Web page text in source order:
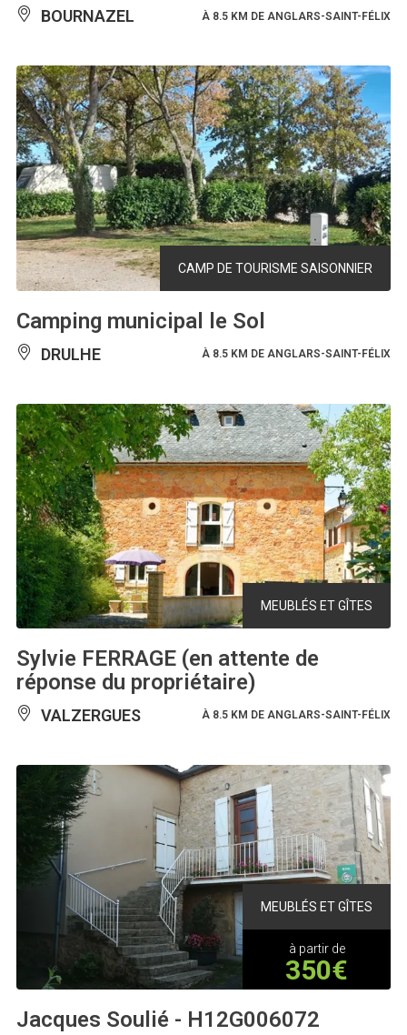
BOURNAZEL À 8.5 KM DE ANGLARS-SAINT-FÉLIX
CAMP DE TOURISME SAISONNIER
Camping municipal le Sol
DRULHE À 8.5 KM DE ANGLARS-SAINT-FÉLIX
MEUBLÉS ET GÎTES
Sylvie FERRAGE (en attente de
réponse du propriétaire)
VALZERGUES À 8.5 KM DE ANGLARS-SAINT-FÉLIX
MEUBLÉS ET GÎTES
à partir de
350€
Jacques Soulié - H12G006072